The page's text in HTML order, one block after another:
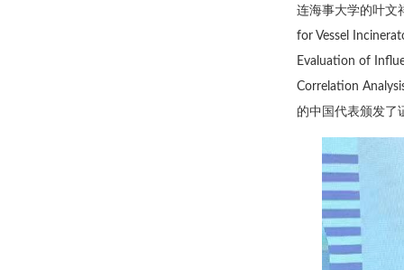
连海事大学的叶文
for Vessel
Evaluation of
Correlation
的中国代表颁发了